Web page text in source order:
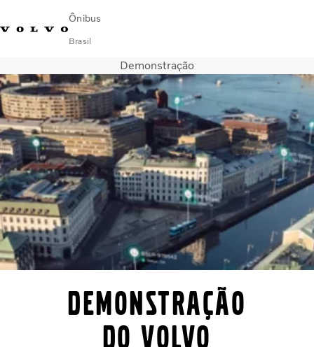
Ônibus
Brasil
Encontrar concessionáriaVolvo Connect
Urbano
Fretamento e Rodoviário
Serviços
Sobre Nós
Blog Mobilidade Volvo
Fale com a Volvo
Demonstração
Demonstração
do Volvo